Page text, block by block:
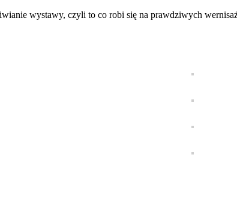
wystawy, czyli to co robi się na prawdziwych